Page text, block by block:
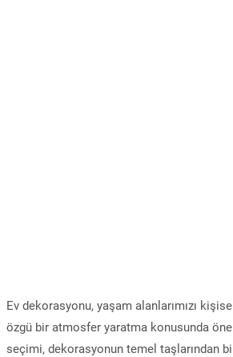
Ev dekorasyonu, yaşam alanlarımızı
özgü bir atmosfer yaratma konusunda
seçimi, dekorasyonun temel taşlarından